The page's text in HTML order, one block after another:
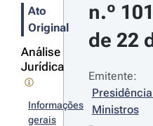
Ato
Original
Análise
Jurídica
Informações
gerais
n.º
de 22
Emitente:
Ministros